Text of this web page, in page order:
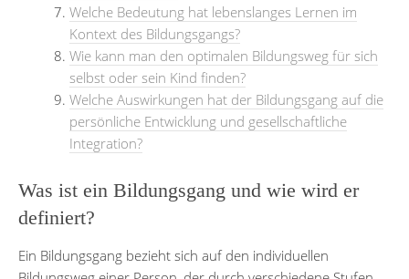
Welche Bedeutung hat lebenslanges Lernen im
Kontext des Bildungsgangs?
Wie kann man den optimalen Bildungsweg für sich
selbst oder sein Kind finden?
Welche Auswirkungen hat der Bildungsgang auf die
persönliche Entwicklung und gesellschaftliche
Integration?
Was ist ein Bildungsgang und wie wird er
definiert?
Ein Bildungsgang bezieht sich auf den individuellen